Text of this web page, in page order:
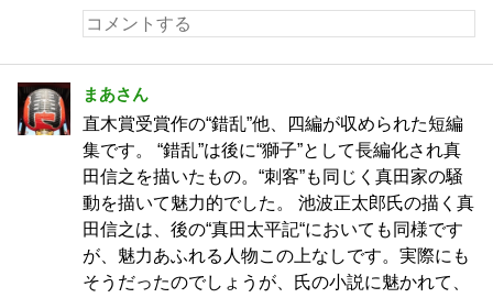
まあさん
直木賞受賞作の“錯乱”他、四編が収められた短編
集です。 “錯乱”は後に“獅子”として長編化され真
田信之を描いたもの。“刺客”も同じく真田家の騒
動を描いて魅力的でした。 池波正太郎氏の描く真
田信之は、後の“真田太平記“においても同様です
が、魅力あふれる人物この上なしです。実際にも
そうだったのでしょうが、氏の小説に魅かれて、